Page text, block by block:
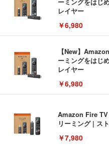
レイヤー
￥6,980
【New】
ーミングをはじ
レイヤー
￥6,980
Amazon Fire
リーミング | ス
￥7,980